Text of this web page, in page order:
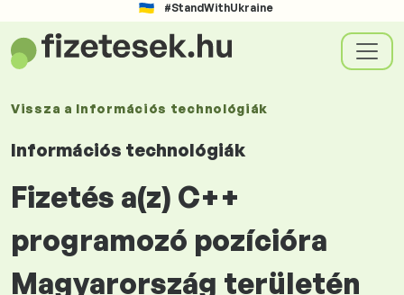
#StandWithUkraine
Vissza a Információs technológiák
Információs technológiák
Fizetés a(z) C++
programozó pozícióra
Magyarország területén